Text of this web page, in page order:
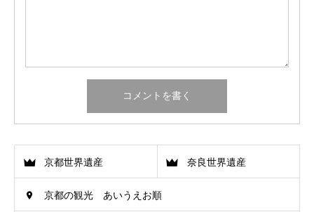
京都世界遺産 奈良世界遺産
京都の観光 あいうえお順